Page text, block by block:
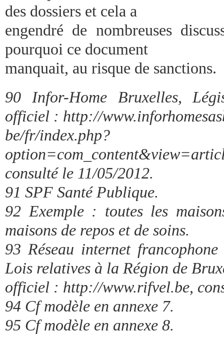
des dossiers et cela a
engendré de nombreuses
pourquoi ce document
manquait, au risque de sanctions.
90 Infor-Home Bruxelles,
officiel : http://
be/fr/index.php?
consulté le 11/05/2012.
91 SPF Santé Publique.
92 Exemple : toutes les
maisons de repos et de soins.
93 Réseau internet
Lois relatives à la Région de
officiel : http://www.rifvel.be,
94 Cf modèle en annexe 7.
95 Cf modèle en annexe 8.